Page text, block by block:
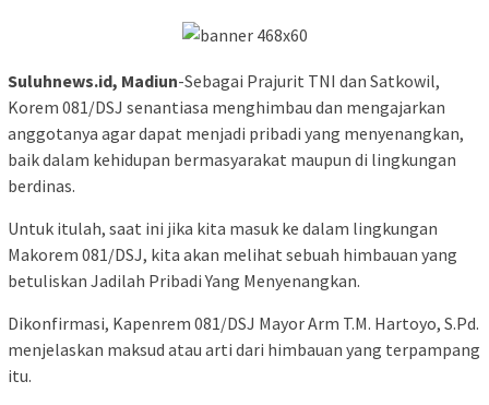
Suluhnews.id, Madiun-Sebagai Prajurit TNI dan Satkowil,
Korem 081/DSJ senantiasa menghimbau dan mengajarkan
anggotanya agar dapat menjadi pribadi yang menyenangkan,
baik dalam kehidupan bermasyarakat maupun di lingkungan
berdinas.
Untuk itulah, saat ini jika kita masuk ke dalam lingkungan
Makorem 081/DSJ, kita akan melihat sebuah himbauan yang
betuliskan Jadilah Pribadi Yang Menyenangkan.
Dikonfirmasi, Kapenrem 081/DSJ Mayor Arm T.M. Hartoyo, S.Pd.
menjelaskan maksud atau arti dari himbauan yang terpampang
itu.